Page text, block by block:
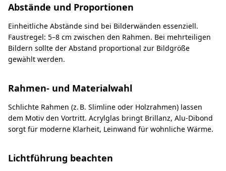
Abstände und Proportionen
Einheitliche Abstände sind bei Bilderwänden essenziell.
Faustregel: 5–8 cm zwischen den Rahmen. Bei mehrteiligen
Bildern sollte der Abstand proportional zur Bildgröße
gewählt werden.
Rahmen- und Materialwahl
Schlichte Rahmen (z. B. Slimline oder Holzrahmen) lassen
dem Motiv den Vortritt. Acrylglas bringt Brillanz, Alu-Dibond
sorgt für moderne Klarheit, Leinwand für wohnliche Wärme.
Lichtführung beachten